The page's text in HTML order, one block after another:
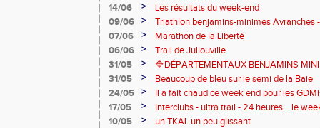
14/06
>
Les résultats du week-end
09/06
>
Triathlon benjamins-minimes Avranches
07/06
>
Marathon de la Liberté
06/06
>
Trail de Jullouville
31/05
>
🔷DÉPARTEMENTAUX BENJAMINS
31/05
>
Beaucoup de bleu sur le semi de la Baie
24/05
>
Il a fait chaud ce week end pour les
de compétitions
17/05 >
Interclubs - ultra trail - 24 heures... le
riche en émotions
10/05 >
un TKAL un peu glissant